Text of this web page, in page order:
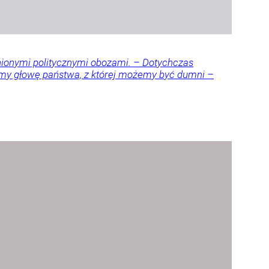
politycznymi obozami. – Dotychczas
głowę państwa, z której możemy być dumni –